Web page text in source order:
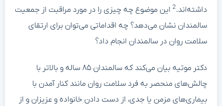
داشته‌اند.2 این موضوع چه چیزی را در مورد مراقبت از جمعیت
سالمندان نشان می‌دهد؟ چه اقداماتی می‌توان برای ارتقای
سلامت روان در سالمندان انجام داد؟
دکتر موتیه بیان می‌کند که سالمندان ۸۵ ساله و بالاتر با
چالش‌های منحصر به فرد سلامت روان مانند کنار آمدن با
بیماری‌های مزمن یا جدی، از دست دادن خانواده و عزیزان و از